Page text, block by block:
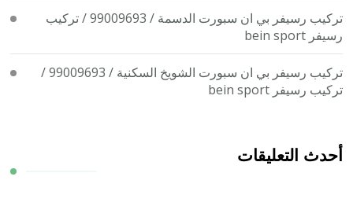
تركيب رسيفر بي ان سبورت الدسمة / 99009693 / تركيب
رسيفر bein sport
تركيب رسيفر بي ان سبورت الشويخ السكنية / 99009693 /
تركيب رسيفر bein sport
أحدث التعليقات